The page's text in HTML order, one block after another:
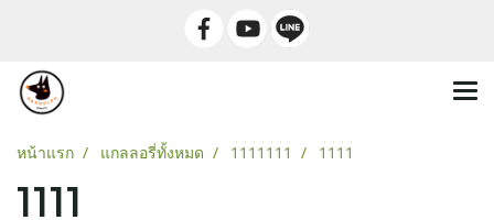
หน้าแรก แกลลอรี่ทั้งหมด 1111111 1111
1111